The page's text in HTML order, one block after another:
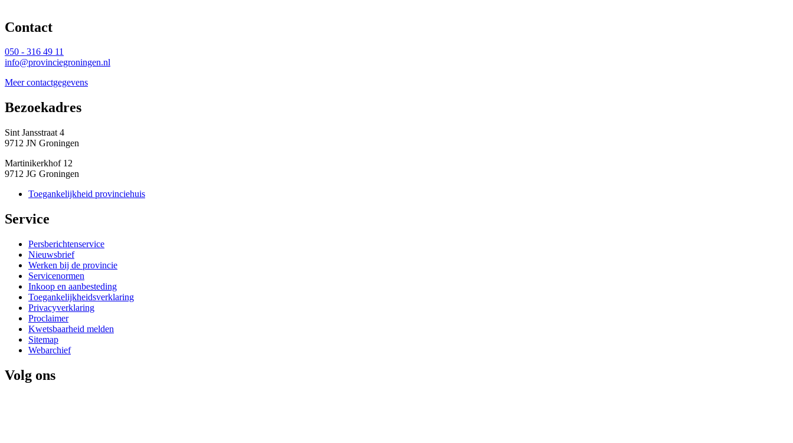
Contact
050 - 316 49 11
info@provinciegroningen.nl
Meer contactgegevens
Bezoekadres
Sint Jansstraat 4
9712 JN Groningen
Martinikerkhof 12
9712 JG Groningen
Toegankelijkheid provinciehuis
Service
Persberichtenservice
Nieuwsbrief
Werken bij de provincie
Servicenormen
Inkoop en aanbesteding
Toegankelijkheidsverklaring
Privacyverklaring
Proclaimer
Kwetsbaarheid melden
Sitemap
Webarchief
Volg ons